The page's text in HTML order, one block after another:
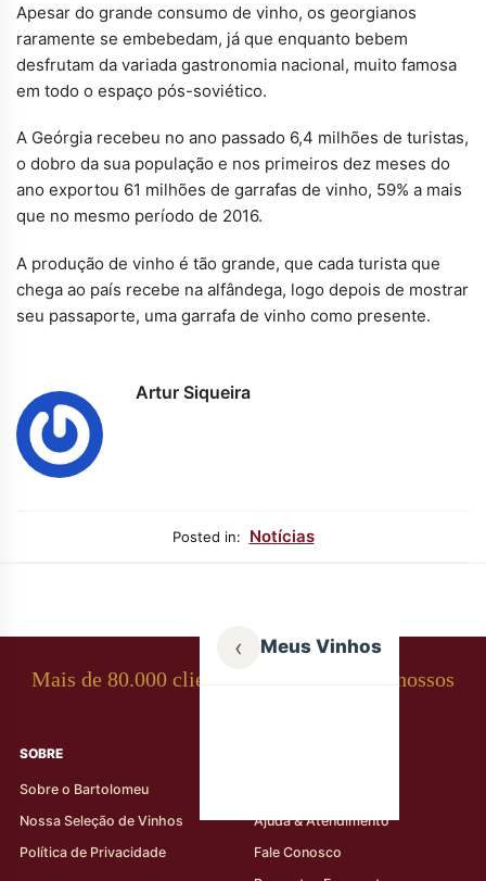
Apesar do grande consumo de vinho, os georgianos
raramente se embebedam, já que enquanto bebem
desfrutam da variada gastronomia nacional, muito famosa
em todo o espaço pós-soviético.
A Geórgia recebeu no ano passado 6,4 milhões de turistas,
o dobro da sua população e nos primeiros dez meses do
ano exportou 61 milhões de garrafas de vinho, 59% a mais
que no mesmo período de 2016.
A produção de vinho é tão grande, que cada turista que
chega ao país recebe na alfândega, logo depois de mostrar
seu passaporte, uma garrafa de vinho como presente.
Artur Siqueira
Posted in: Notícias
‹ Meus Vinhos
Mais de 80.000 clientes apaixonados por nossos
SOBRE
Sobre o Bartolomeu
Nossa Seleção de Vinhos
Política de Privacidade
Ajuda & Atendimento
Fale Conosco